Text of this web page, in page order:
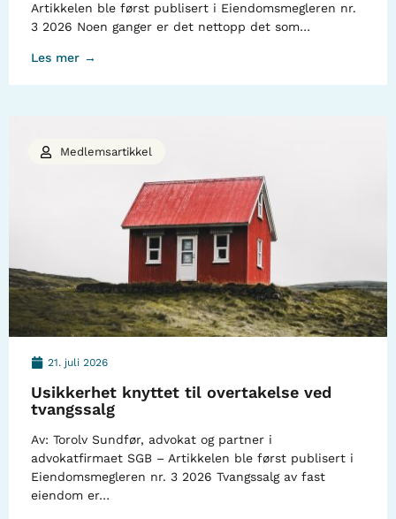
Artikkelen ble først publisert i Eiendomsmegleren nr.
3 2026 Noen ganger er det nettopp det som…
Les mer →
21. juli 2026
Usikkerhet knyttet til overtakelse ved
tvangssalg
Av: Torolv Sundfør, advokat og partner i
advokatfirmaet SGB – Artikkelen ble først publisert i
Eiendomsmegleren nr. 3 2026 Tvangssalg av fast
eiendom er…
Medlemsartikkel